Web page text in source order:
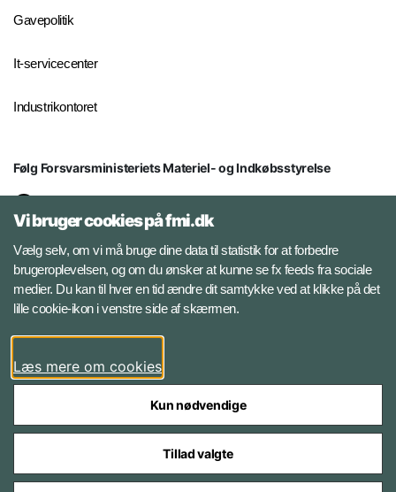
Gavepolitik
It-servicecenter
Industrikontoret
Følg Forsvarsministeriets Materiel- og Indkøbsstyrelse
Facebook
Instagram
YouTube
Styrelser og myndigheder under Forsvarsministeriet
Vi bruger cookies på fmi.dk
Vælg selv, om vi må bruge dine data til statistik for at forbedre
brugeroplevelsen, og om du ønsker at kunne se fx feeds fra sociale
medier. Du kan til hver en tid ændre dit samtykke ved at klikke på det
lille cookie-ikon i venstre side af skærmen.
Læs mere om cookies
Kun nødvendige
Tillad valgte